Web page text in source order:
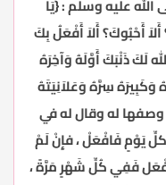
عليه وسلم : {يَا
أَحْبُوكَ؟ أَلاَ أَفْعَلُ بِكَ
لَكَ ذَنْبَكَ أَوَّلَهُ وَآخِرَهُ
سِرَّهُ وَعَلاَنِيَتَهُ
له وقال له في
يَوْمٍ فَافْعَلْ ، فإِنْ لَمْ
فَفِي كُلِّ شَهْرٍ مَرَّةً ،